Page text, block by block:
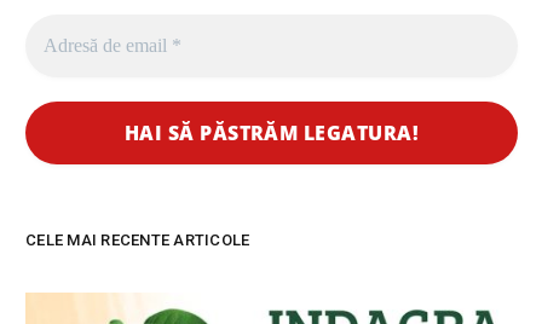
CELE MAI RECENTE ARTICOLE